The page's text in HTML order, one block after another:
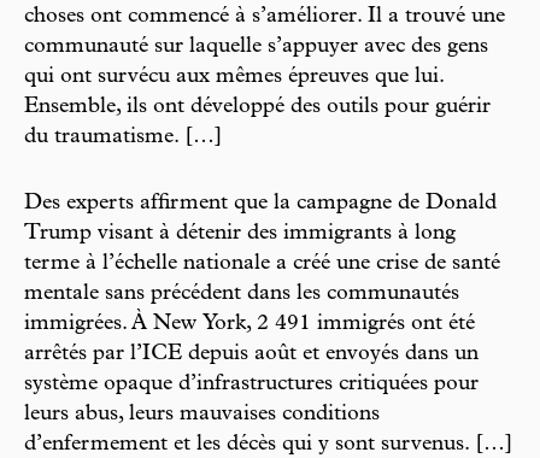
choses ont commencé à s’améliorer. Il a trouvé une
communauté sur laquelle s’appuyer avec des gens
qui ont survécu aux mêmes épreuves que lui.
Ensemble, ils ont développé des outils pour guérir
du traumatisme. […]
Des experts affirment que la campagne de Donald
Trump visant à détenir des immigrants à long
terme à l’échelle nationale a créé une crise de santé
mentale sans précédent dans les communautés
immigrées. À New York, 2 491 immigrés ont été
arrêtés par l’ICE depuis août et envoyés dans un
système opaque d’infrastructures critiquées pour
leurs abus, leurs mauvaises conditions
d’enfermement et les décès qui y sont survenus. […]